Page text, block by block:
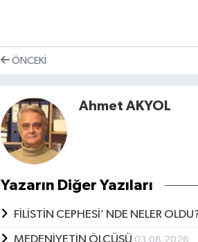
ÖNCEKI
Ahmet AKYOL
Yazarın Diğer Yazıları
FİLİSTİN CEPHESİ’ NDE NELER
03.08.2026